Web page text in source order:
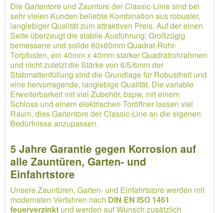
Die Gartentore und Zauntore der Classic-Linie sind bei
sehr vielen Kunden beliebte Kombination aus robuster,
langlebiger Qualität zum attraktiven Preis. Auf der einen
Seite überzeugt die stabile Ausführung: Großzügig
bemessene und solide 80x80mm Quadrat-Rohr-
Torpfosten, ein 40mm x 40mm starker Quadratrohrahmen
und nicht zuletzt die Stärke von 6/5/6mm der
Stabmattenfüllung sind die Grundlage für Robustheit und
eine hervorragende, langlebige Qualität. Die variable
Erweiterbarkeit mit viel Zubehör, bspw. mit einem
Schloss und einem elektrischen Toröffner lassen viel
Raum, dies Gartentore der Classic-Line an die eigenen
Bedürfnisse anzupassen.
5 Jahre Garantie gegen Korrosion auf
alle Zauntüren, Garten- und
Einfahrtstore
Unsere Zauntüren, Garten- und Einfahrtstore werden mit
modernsten Verfahren nach DIN EN ISO 1461
feuerverzinkt und werden auf Wunsch zusätzlich